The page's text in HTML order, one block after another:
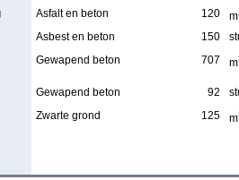
Asfalt en beton 120 m
Asbest en beton 150
Gewapend beton 707 m
Gewapend beton 92
Zwarte grond 125 m